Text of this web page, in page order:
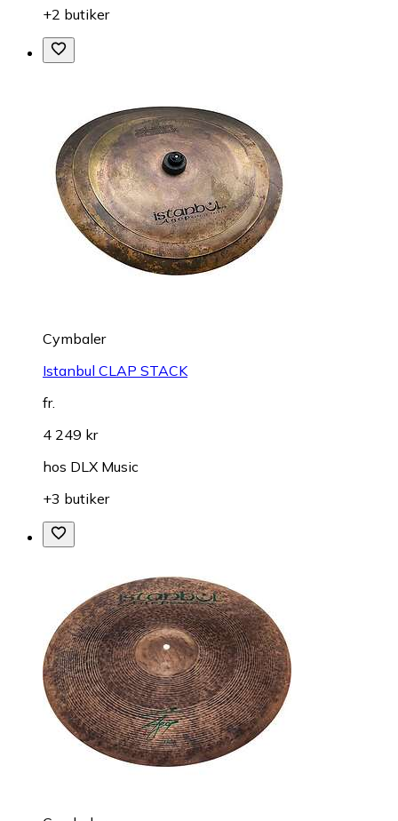
+2 butiker
Cymbaler
Istanbul CLAP STACK
fr.
4 249 kr
hos DLX Music
+3 butiker